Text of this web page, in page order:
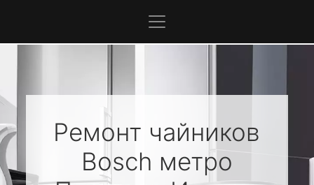
Ремонт чайников
Bosch метро